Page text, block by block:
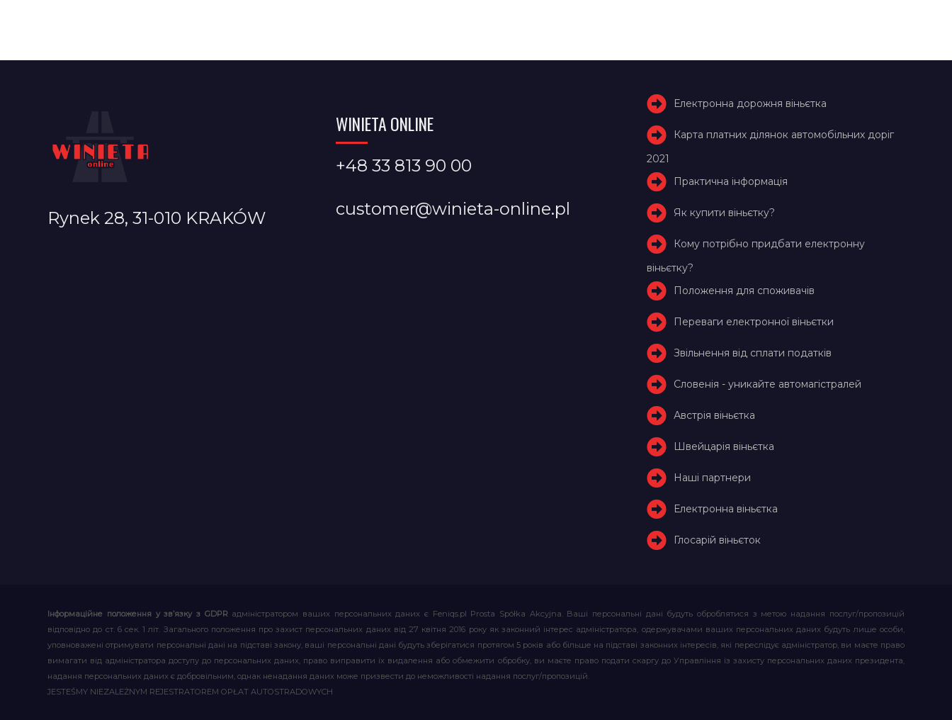
Rynek 28, 31-010 KRAKÓW
WINIETA ONLINE
+48 33 813 90 00
customer@winieta-online.pl
Електронна дорожня віньєтка
Карта платних ділянок автомобільних доріг
2021
Практична інформація
Як купити віньєтку?
Кому потрібно придбати електронну
віньєтку?
Положення для споживачів
Переваги електронної віньєтки
Звільнення від сплати податків
Словенія - уникайте автомагістралей
Австрія віньєтка
Швейцарія віньєтка
Наші партнери
Електронна віньєтка
Глосарій віньєток
Інформаційне положення у зв’язку з GDPR адміністратором ваших персональних даних є Feniqs.pl Prosta Spółka Akcyjna. Ваші персональні дані будуть оброблятися з метою надання послуг/пропозицій
відповідно до ст. 6 сек. 1 літ. Загального положення про захист персональних даних від 27 квітня 2016 року як законний інтерес адміністратора, одержувачами ваших персональних даних будуть лише особи,
уповноважені отримувати персональні дані на підставі закону, ваші персональні дані будуть зберігатися протягом 5 років або більше на підставі законних інтересів, які переслідує адміністратор, ви маєте право
вимагати від адміністратора доступу до персональних даних, право виправити їх видалення або обмежити обробку, ви маєте право подати скаргу до Управління із захисту персональних даних президента,
надання персональних даних є добровільним, однак ненадання даних може призвести до неможливості надання послуг/пропозицій.
JESTEŚMY NIEZALEŻNYM REJESTRATOREM OPŁAT AUTOSTRADOWYCH